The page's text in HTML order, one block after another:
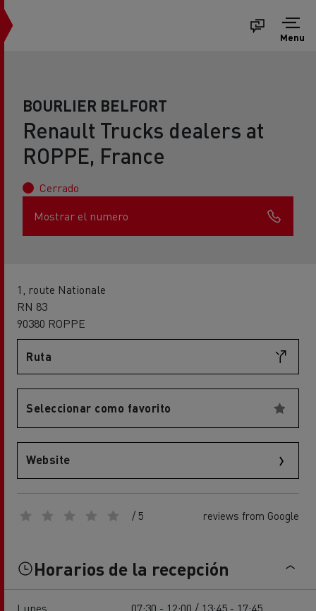
Menu
BOURLIER BELFORT
Renault Trucks dealers at
ROPPE, France
Cerrado
Mostrar el numero
1, route Nationale
RN 83
90380 ROPPE
Ruta
Seleccionar como favorito
Website
/ 5 reviews from Google
Horarios de la recepción